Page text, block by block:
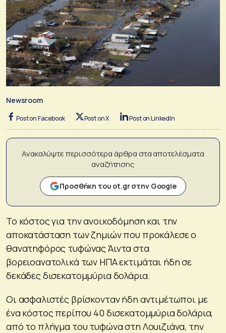
Newsroom
Post on Facebook Post on X Post on LinkedIn
Ανακαλύψτε περισσότερα άρθρα στα αποτελέσματα
αναζήτησης
Προσθήκη του ot.gr στην Google
Το κόστος για την ανοικοδόμηση και την
αποκατάσταση των ζημιών που προκάλεσε ο
θανατηφόρος τυφώνας Άιντα στα
βορειοανατολικά των ΗΠΑ εκτιμάται ήδη σε
δεκάδες δισεκατομμύρια δολάρια.
Οι ασφαλιστές βρίσκονταν ήδη αντιμέτωποι με
ένα κόστος περίπου 40 δισεκατομμύρια δολάρια,
από το πλήγμα του τυφώνα στη Λουιζιάνα, την